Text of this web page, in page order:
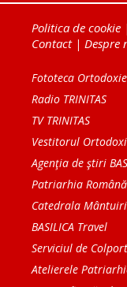
Politica de cookie
Contact| Despre
Fototeca
Radio TRINITAS
TV TRINITAS
Vestitorul
Agenţia de ştiri
Patriarhia Română
Catedrala
BASILICA Travel
Serviciul de
Atelierele